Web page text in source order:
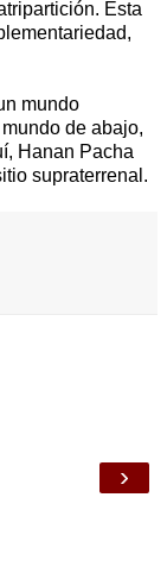
Esta
mundo
de abajo,
Hanan Pacha
supraterrenal.
›